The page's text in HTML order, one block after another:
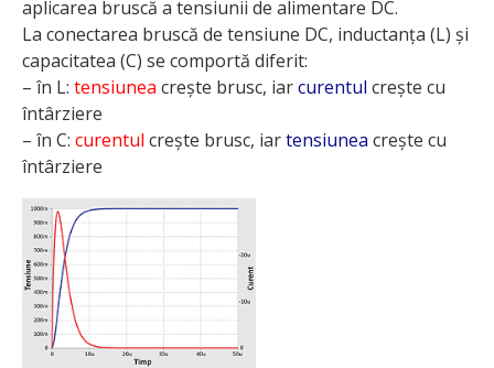
aplicarea bruscă a tensiunii de alimentare DC.
La conectarea bruscă de tensiune DC, inductanța (L) și
capacitatea (C) se comportă diferit:
– în L: tensiunea crește brusc, iarcurentul crește cu
întârziere
– în C: curentul crește brusc, iartensiunea crește cu
întârziere